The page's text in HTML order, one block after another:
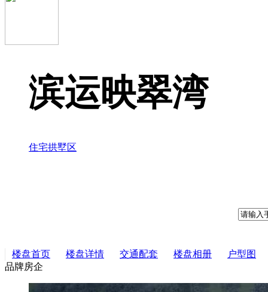
滨运映翠湾
住宅拱墅区
楼盘首页 楼盘详情 交通配套 楼盘相册
户型图
品牌房企